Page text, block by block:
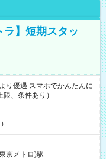
】短期スタッ
優遇 スマホでかんたんに
、条件あり）
京メトロ)駅